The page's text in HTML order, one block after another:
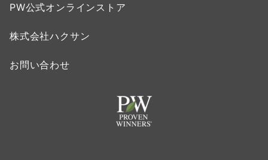
PW公式オンラインストア
株式会社ハクサン
お問い合わせ